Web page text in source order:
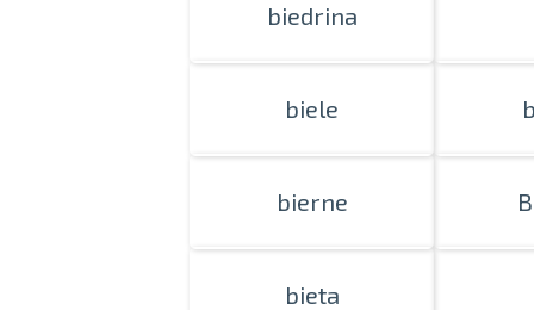
biedrina
biele
bierne
bieta